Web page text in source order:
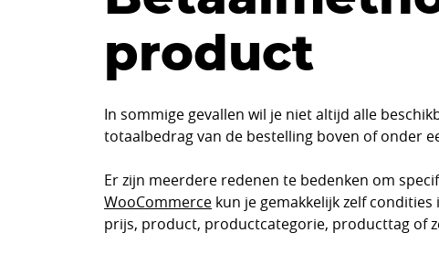
product
In sommige gevallen wil je niet altijd alle
totaalbedrag van de bestelling boven of onder
Er zijn meerdere redenen te bedenken om
WooCommerce kun je gemakkelijk zelf
prijs, product, productcategorie, producttag of